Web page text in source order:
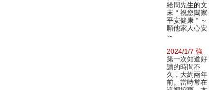
給周先生的文
末＂祝您闔家
平安健康＂～
願他家人心安
～
2024/1/7 強
第一次知道好
讀的時間不
久，大約兩年
前。當時常在